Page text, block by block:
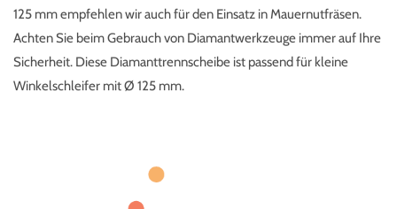
125 mm empfehlen wir auch für den Einsatz in Mauernutfräsen.
Achten Sie beim Gebrauch von Diamantwerkzeuge immer auf Ihre
Sicherheit. Diese Diamanttrennscheibe ist passend für kleine
Winkelschleifer mit Ø 125 mm.